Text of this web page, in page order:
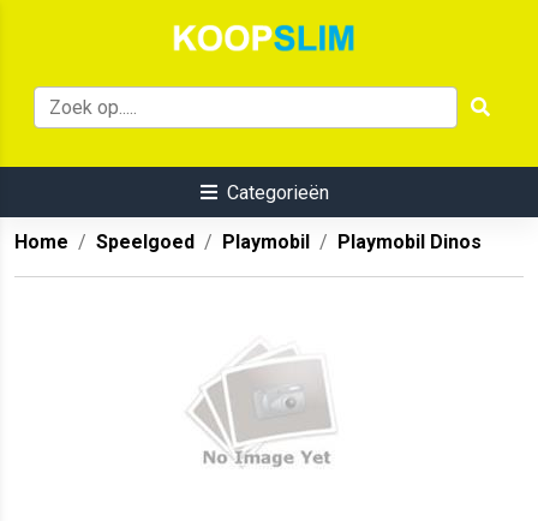
Categorieën
Home Speelgoed Playmobil Playmobil Dinos